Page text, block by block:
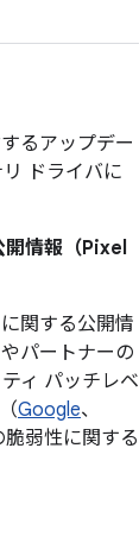
るアップデー
ドライバに
開情報（Pixel
関する公開情
パートナーの
ィ パッチレベ
Google、
弱性に関する